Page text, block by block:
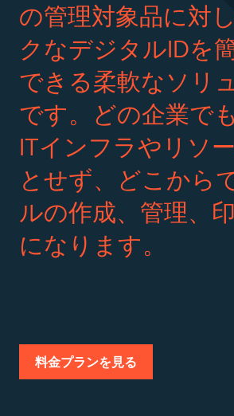
の管理対象品に対
クなデジタルIDを
できる柔軟なソリ
です。どの企業で
ITインフラやリソ
とせず、どこから
ルの作成、管理、
になります。
料金プランを見る